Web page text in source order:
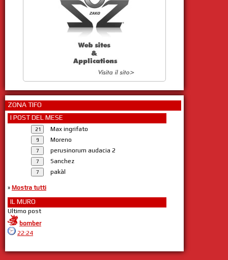
ZONA TIFO
I POST DEL MESE
Max ingrifato
Moreno
perusinorum audacia 2
Sanchez
pakàl
» Mostra tutti
IL MURO
Ultimo post
bomber
22:24